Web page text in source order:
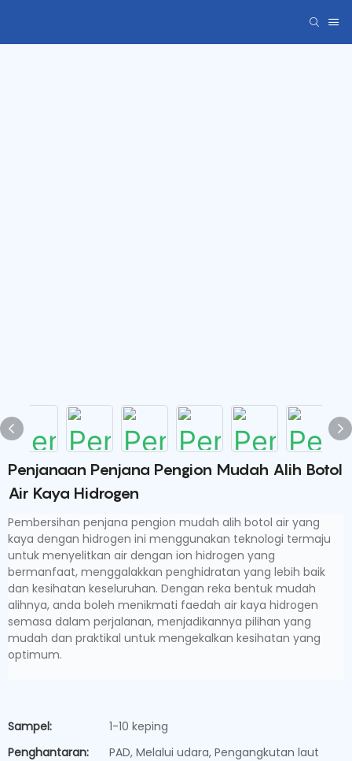
Penjanaan Penjana Pengion Mudah Alih Botol
Air Kaya Hidrogen
Pembersihan penjana pengion mudah alih botol air yang
kaya dengan hidrogen ini menggunakan teknologi termaju
untuk menyelitkan air dengan ion hidrogen yang
bermanfaat, menggalakkan penghidratan yang lebih baik
dan kesihatan keseluruhan. Dengan reka bentuk mudah
alihnya, anda boleh menikmati faedah air kaya hidrogen
semasa dalam perjalanan, menjadikannya pilihan yang
mudah dan praktikal untuk mengekalkan kesihatan yang
optimum.
Sampel:
1-10 keping
Penghantaran:
PAD, Melalui udara, Pengangkutan laut